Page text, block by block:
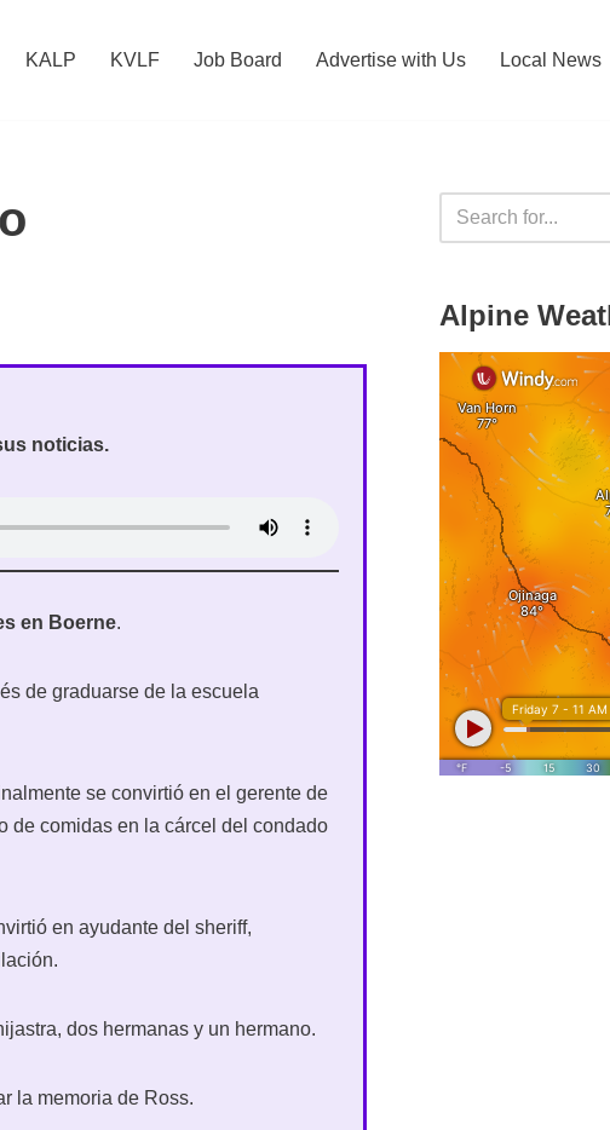
KALP KVLF Job Board Advertise with Us Local News
noticias.
en Boerne.
de graduarse de la escuela
se convirtió en el gerente de
de comidas en la cárcel del condado
en ayudante del sheriff,
dos hermanas y un hermano.
la memoria de Ross.
Alpine